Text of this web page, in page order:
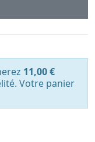
11,00 €
Votre panier